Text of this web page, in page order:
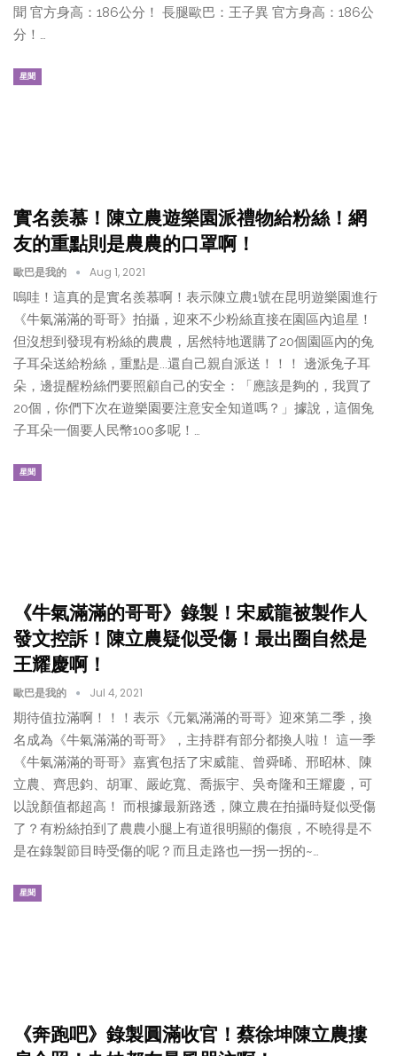
聞 官方身高：186公分！ 長腿歐巴：王子異 官方身高：186公
分！…
星聞
實名羨慕！陳立農遊樂園派禮物給粉絲！網
友的重點則是農農的口罩啊！
歐巴是我的 Aug 1, 2021
嗚哇！這真的是實名羨慕啊！表示陳立農1號在昆明遊樂園進行
《牛氣滿滿的哥哥》拍攝，迎來不少粉絲直接在園區內追星！
但沒想到發現有粉絲的農農，居然特地選購了20個園區內的兔
子耳朵送給粉絲，重點是...還自己親自派送！！！ 邊派兔子耳
朵，邊提醒粉絲們要照顧自己的安全：「應該是夠的，我買了
20個，你們下次在遊樂園要注意安全知道嗎？」據說，這個兔
子耳朵一個要人民幣100多呢！…
星聞
《牛氣滿滿的哥哥》錄製！宋威龍被製作人
發文控訴！陳立農疑似受傷！最出圈自然是
王耀慶啊！
歐巴是我的 Jul 4, 2021
期待值拉滿啊！！！表示《元氣滿滿的哥哥》迎來第二季，換
名成為《牛氣滿滿的哥哥》，主持群有部分都換人啦！ 這一季
《牛氣滿滿的哥哥》嘉賓包括了宋威龍、曾舜晞、邢昭林、陳
立農、齊思鈞、胡軍、嚴屹寬、喬振宇、吳奇隆和王耀慶，可
以說顏值都超高！ 而根據最新路透，陳立農在拍攝時疑似受傷
了？有粉絲拍到了農農小腿上有道很明顯的傷痕，不曉得是不
是在錄製節目時受傷的呢？而且走路也一拐一拐的~…
星聞
《奔跑吧》錄製圓滿收官！蔡徐坤陳立農摟